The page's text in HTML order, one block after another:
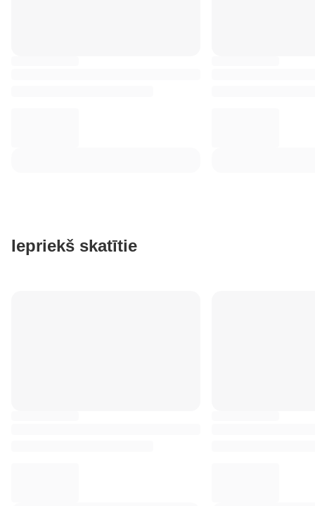
Iepriekš skatītie